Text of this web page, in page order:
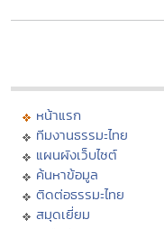
หน้าแรก
ทีมงานธรรมะไทย
แผนผังเว็บไซต์
ค้นหาข้อมูล
ติดต่อธรรมะไทย
สมุดเยี่ยม